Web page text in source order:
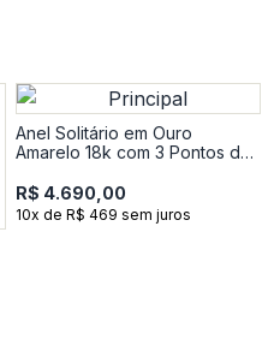
Anel Solitário em Ouro
Amarelo 18k com 3 Pontos de
R$ 4.690,00
10x de R$ 469 sem juros